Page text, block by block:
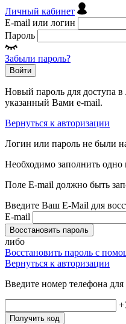
Личный кабинет
E-mail или логин
Пароль
Забыли пароль?
Войти
Новый пароль для доступа
указанный Вами e-mail.
Вернуться к авторизации
Логин или пароль не были
Необходимо заполнить одно
Поле E-mail должно быть
Введите Ваш E-Mail для
E-mail
Восстановить пароль
либо
Восстановить пароль с
Вернуться к авторизации
Введите номер телефона
Получить код